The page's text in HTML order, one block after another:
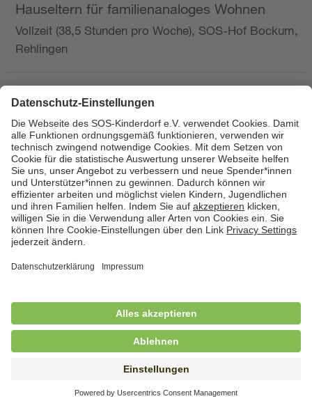
Hauseltern für familienanaloges Wohnen
Vollzeit (38,5 Stunden pro Woche), SOS-Hof Bockum,
Rehlingen
Hauswirtschafterin / Köchin (m/w/d) als
Ausbilderin (m/w/d) im Bereich
Nahrungszubereitung
in Vollzeit (38,5 Std./Wo.), SOS-Kinderdorf
Saarbrücken, Saarbrücken
Hauswirtschaftskraft (m/w/d)
in Teilzeit (mind. 20 - max. 30 Std./.Wo.), SOS-
Hauswirtschaftskraft (m/w/d)
in unbefristeter Anstellung, Teilzeit (20 Std./Wo.), SOS-
Kinderdorf Dortmund, Hagen